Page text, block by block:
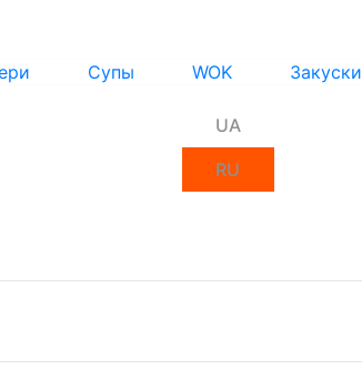
Супы WOK Закуски
UA
RU